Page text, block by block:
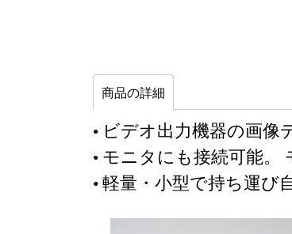
商品の詳細
• ビデオ出力機器の画像
• モニタにも接続可能
• 軽量・小型で持ち運び